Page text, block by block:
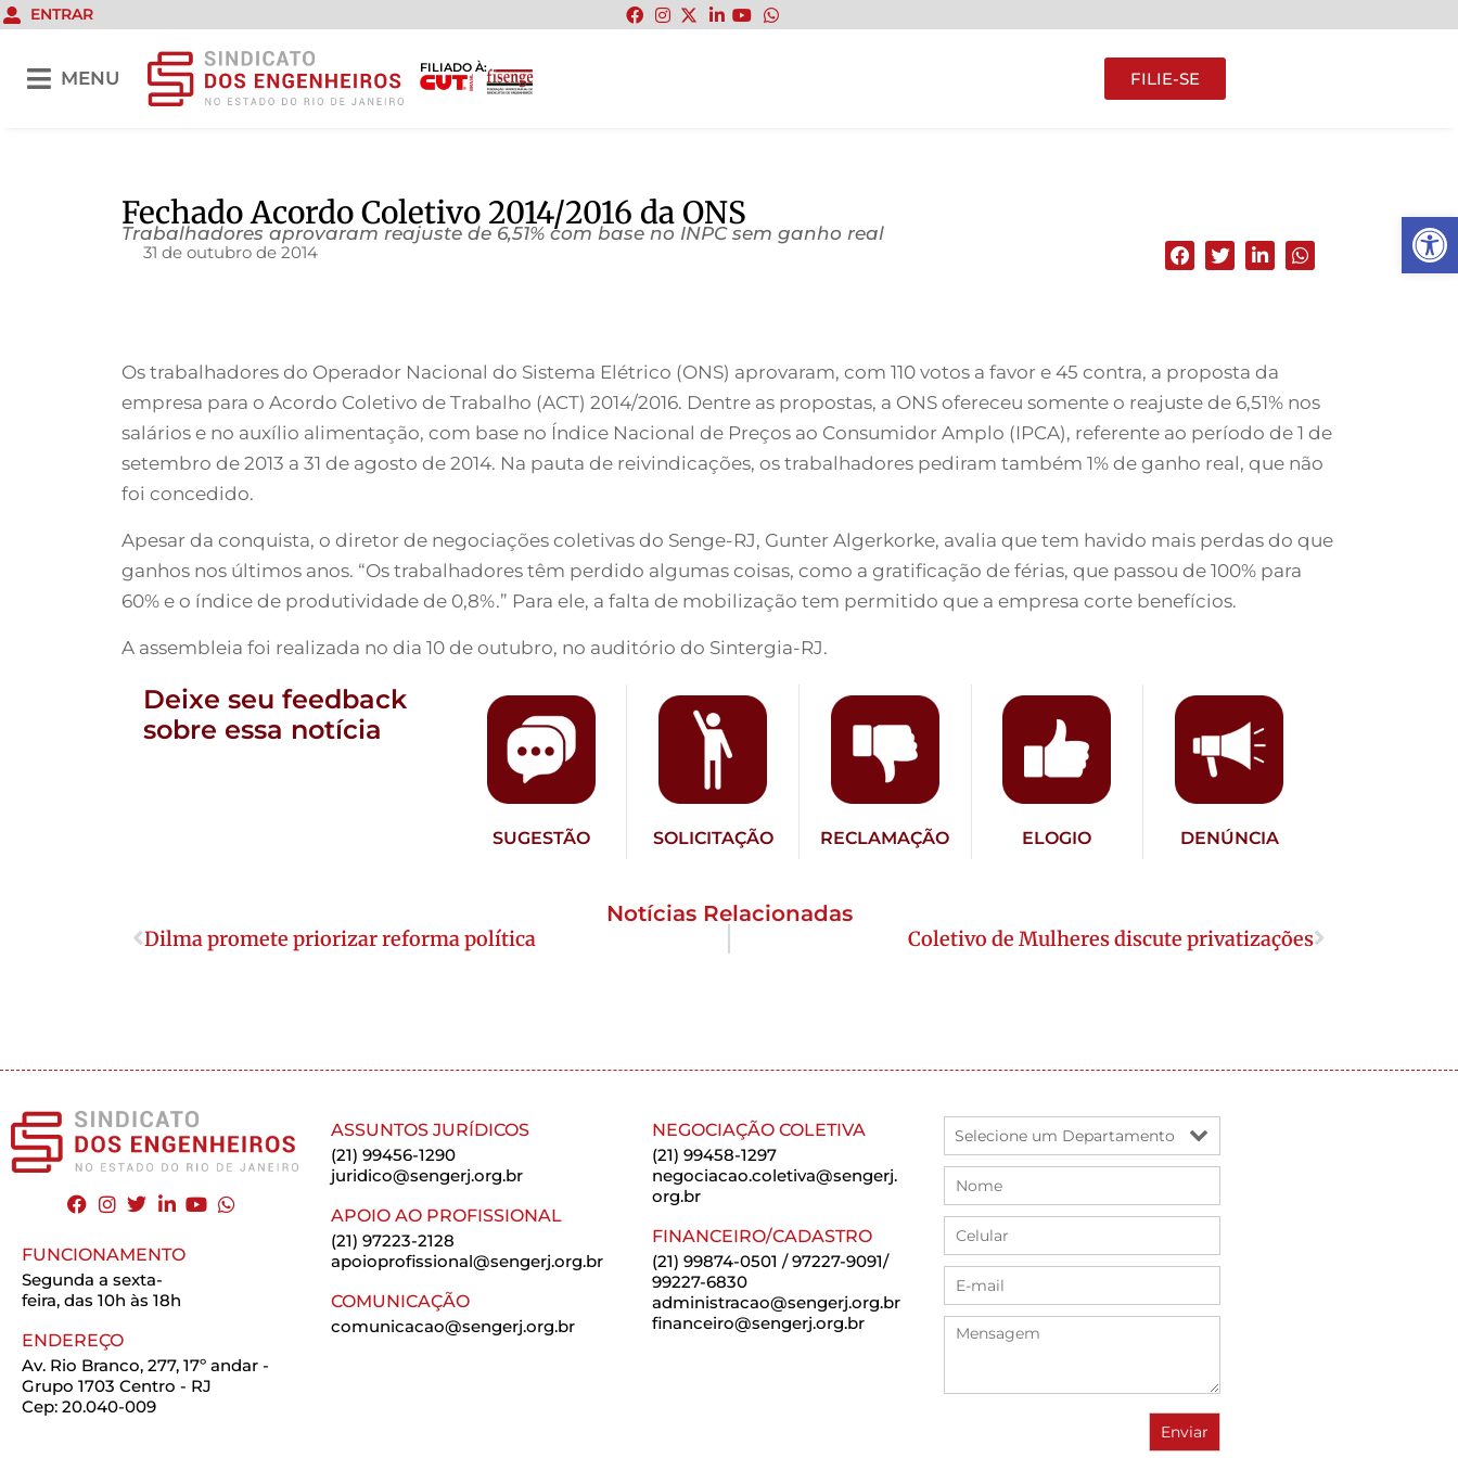
Abrir
ENTRAR
MENU
FILIADO À:
FILIE-SE
Fechado Acordo Coletivo 2014/2016 da ONS
Trabalhadores aprovaram reajuste de 6,51% com base no INPC sem ganho real
31 de outubro de 2014
Os trabalhadores do Operador Nacional do Sistema Elétrico (ONS) aprovaram, com 110 votos a favor e 45 contra, a proposta da
empresa para o Acordo Coletivo de Trabalho (ACT) 2014/2016. Dentre as propostas, a ONS ofereceu somente o reajuste de 6,51% nos
salários e no auxílio alimentação, com base no Índice Nacional de Preços ao Consumidor Amplo (IPCA), referente ao período de 1 de
setembro de 2013 a 31 de agosto de 2014. Na pauta de reivindicações, os trabalhadores pediram também 1% de ganho real, que não
foi concedido.
Apesar da conquista, o diretor de negociações coletivas do Senge-RJ, Gunter Algerkorke, avalia que tem havido mais perdas do que
ganhos nos últimos anos. “Os trabalhadores têm perdido algumas coisas, como a gratificação de férias, que passou de 100% para
60% e o índice de produtividade de 0,8%.” Para ele, a falta de mobilização tem permitido que a empresa corte benefícios.
A assembleia foi realizada no dia 10 de outubro, no auditório do Sintergia-RJ.
Deixe seu feedback
sobre essa notícia
SUGESTÃO SOLICITAÇÃO RECLAMAÇÃO ELOGIO DENÚNCIA
Notícias Relacionadas
Dilma promete priorizar reforma política Coletivo de Mulheres discute privatizações
FUNCIONAMENTO
Segunda a sexta-
feira, das 10h às 18h
ENDEREÇO
Av. Rio Branco, 277, 17º andar -
Grupo 1703 Centro - RJ
Cep: 20.040-009
ASSUNTOS JURÍDICOS
(21) 99456-1290
juridico@sengerj.org.br
APOIO AO PROFISSIONAL
(21) 97223-2128
apoioprofissional@sengerj.org.br
COMUNICAÇÃO
comunicacao@sengerj.org.br
NEGOCIAÇÃO COLETIVA
(21) 99458-1297
negociacao.coletiva@sengerj.
org.br
FINANCEIRO/CADASTRO
(21) 99874-0501 / 97227-9091/
99227-6830
administracao@sengerj.org.br
financeiro@sengerj.org.br